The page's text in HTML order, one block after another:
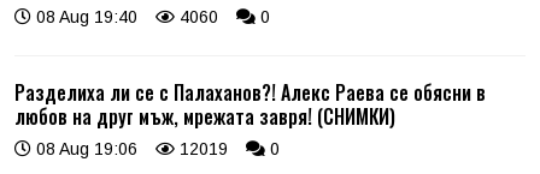
08 Aug 19:40 4060 0
Разделиха ли се с Палаханов?! Алекс Раева се обясни в
любов на друг мъж, мрежата завря! (СНИМКИ)
08 Aug 19:06 12019 0